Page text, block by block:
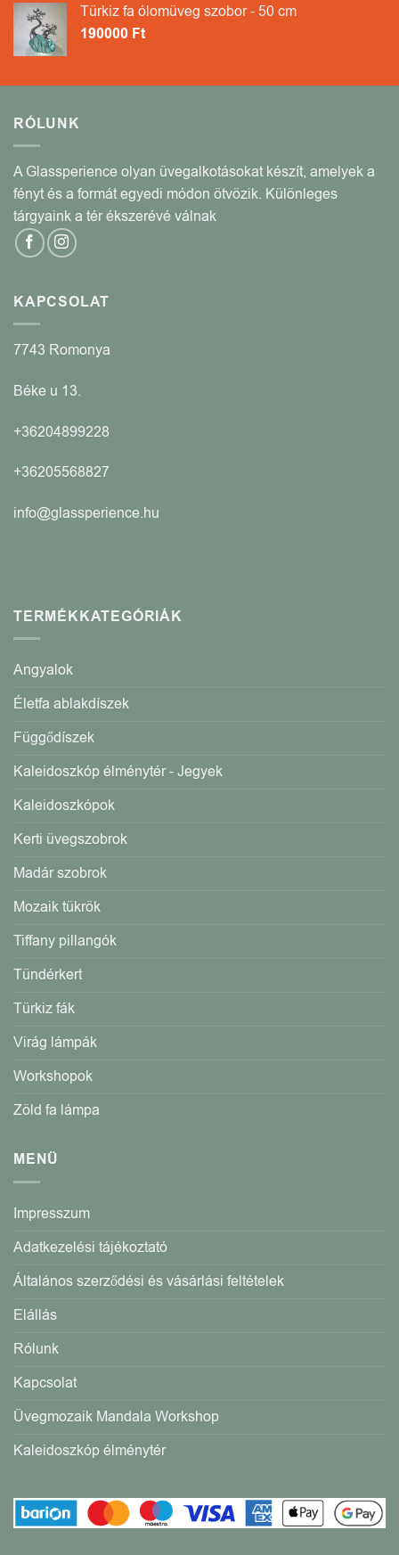
Türkiz fa ólomüveg szobor - 50 cm
190000 Ft
RÓLUNK
A Glassperience olyan üvegalkotásokat készít, amelyek a
fényt és a formát egyedi módon ötvözik. Különleges
tárgyaink a tér ékszerévé válnak
KAPCSOLAT
7743 Romonya
Béke u 13.
+36204899228
+36205568827
info@glassperience.hu
TERMÉKKATEGÓRIÁK
Angyalok
Életfa ablakdíszek
Függődíszek
Kaleidoszkóp élménytér - Jegyek
Kaleidoszkópok
Kerti üvegszobrok
Madár szobrok
Mozaik tükrök
Tiffany pillangók
Tündérkert
Türkiz fák
Virág lámpák
Workshopok
Zöld fa lámpa
MENÜ
Impresszum
Adatkezelési tájékoztató
Általános szerződési és vásárlási feltételek
Elállás
Rólunk
Kapcsolat
Üvegmozaik Mandala Workshop
Kaleidoszkóp élménytér